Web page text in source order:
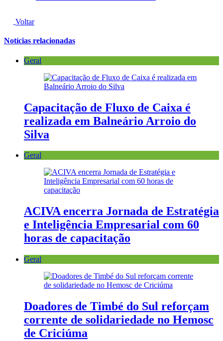
Voltar
Notícias relacionadas
Geral
Capacitação de Fluxo de Caixa é
realizada em Balneário Arroio do
Silva
Geral
ACIVA encerra Jornada de Estratégia
e Inteligência Empresarial com 60
horas de capacitação
Geral
Doadores de Timbé do Sul reforçam
corrente de solidariedade no Hemosc
de Criciúma